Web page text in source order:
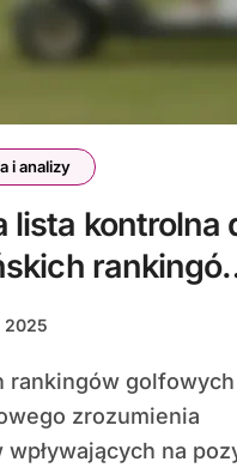
i analizy
lista kontrolna
2025
zrozumienia
na